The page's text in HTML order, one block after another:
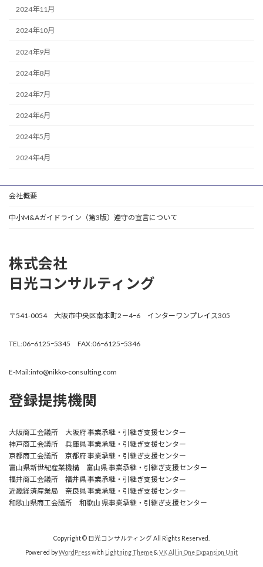
2024年11月
2024年10月
2024年9月
2024年8月
2024年7月
2024年6月
2024年5月
2024年4月
会社概要
中小M&Aガイドライン（第3版）遵守の宣言について
株式会社
日光コンサルティング
〒541-0054 大阪市中央区南本町2－4ｰ6 インターワンプレイス305
TEL:06ｰ6125ｰ5345 FAX:06ｰ6125ｰ5346
E-Mail:info@nikko-consulting.com
登録提携機関
大阪商工会議所 大阪府 事業承継・引継ぎ支援センター
神戸商工会議所 兵庫県 事業承継・引継ぎ支援センター
京都商工会議所 京都府 事業承継・引継ぎ支援センター
富山県新世紀産業機構 富山県 事業承継・引継ぎ支援センター
福井商工会議所 福井県 事業承継・引継ぎ支援センター
近畿経済産業局 奈良県 事業承継・引継ぎ支援センター
和歌山県商工会議所 和歌山 県事業承継・引継ぎ支援センター
Copyright © 日光コンサルティング All Rights Reserved.
Powered byWordPresswith Lightning Theme& VK All in One Expansion Unit